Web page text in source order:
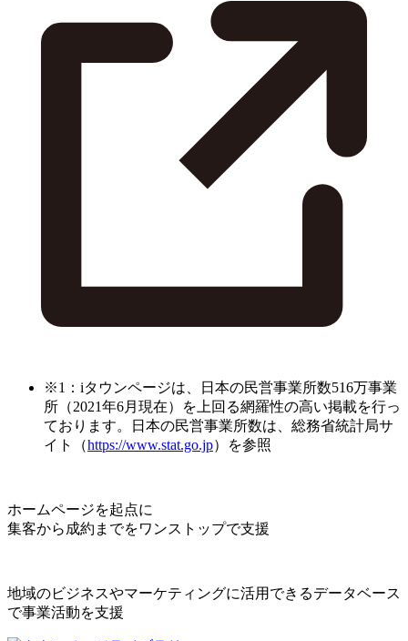
※1：iタウンページは、日本の民営事業所数516万事業
所（2021年6月現在）を上回る網羅性の高い掲載を行っ
ております。日本の民営事業所数は、総務省統計局サ
イト（https://www.stat.go.jp）を参照
ホームページを起点に
集客から成約までをワンストップで支援
地域のビジネスやマーケティングに活用できるデータベース
で事業活動を支援